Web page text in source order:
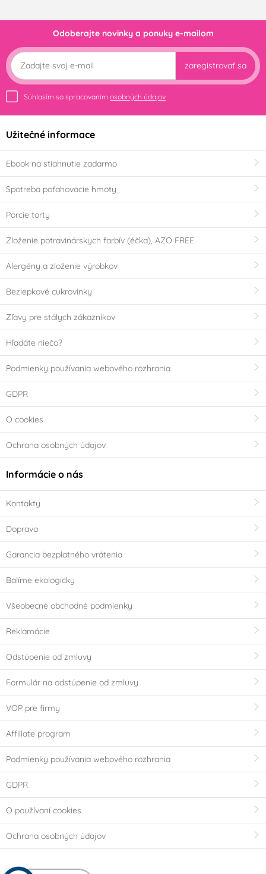
Odoberajte novinky a ponuky e-mailom
zaregistrovať sa
Súhlasím so spracovaním osobných údajov
Užitečné informace
Ebook na stiahnutie zadarmo
Spotreba poťahovacie hmoty
Porcie torty
Zloženie potravinárskych farbív (éčka), AZO FREE
Alergény a zloženie výrobkov
Bezlepkové cukrovinky
Zľavy pre stálych zákazníkov
Hľadáte niečo?
Podmienky používania webového rozhrania
GDPR
O cookies
Ochrana osobných údajov
Informácie o nás
Kontakty
Doprava
Garancia bezplatného vrátenia
Balíme ekologicky
Všeobecné obchodné podmienky
Reklamácie
Odstúpenie od zmluvy
Formulár na odstúpenie od zmluvy
VOP pre firmy
Affiliate program
Podmienky používania webového rozhrania
GDPR
O používaní cookies
Ochrana osobných údajov